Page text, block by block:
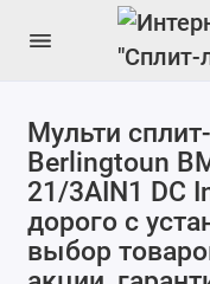
Мульти
Berlingtoun
21/3AIN1 DC
дорого с
выбор